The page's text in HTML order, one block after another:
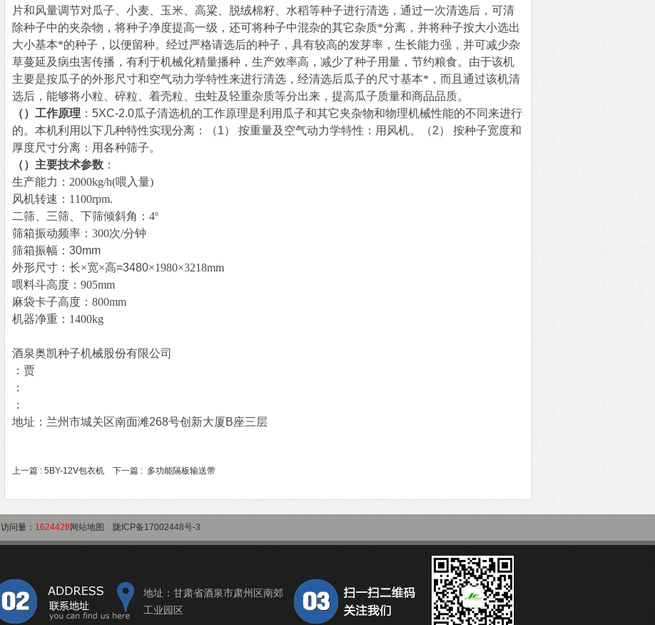
片和风量调节对瓜子、小麦、玉米、高粱、脱绒棉籽、水稻等种子进行清选，通过一次清选后，可清
除种子中的夹杂物，将种子净度提高一级，还可将种子中混杂的其它杂质*分离，并将种子按大小选出
大小基本*的种子，以便留种。经过严格请选后的种子，具有较高的发芽率，生长能力强，并可减少杂
草蔓延及病虫害传播，有利于机械化精量播种，生产效率高，减少了种子用量，节约粮食。由于该机
主要是按瓜子的外形尺寸和空气动力学特性来进行清选，经清选后瓜子的尺寸基本*，而且通过该机清
选后， 能够将小粒、碎粒、着壳粒、虫蛀及轻重杂质等分出来，提高瓜子质量和商品品质。
（） 工作原理 ： 5XC-2.0瓜子清选机的工作原理是利用瓜子和其它夹杂物和物理机械性能的不同来进行
的。本机利用以下几种特性实现分离：（1） 按重量及空气动力学特性：用风机。（2）
按种子宽度和
厚度尺寸分离：用各种筛子。
（） 主要技术参数 ：
生产能力：2000kg/h(喂入量)
风机转速：1100rpm.
二筛、三筛、下筛倾斜角：4º
筛箱振动频率：300次/分钟
筛箱振幅： 30mm
外形尺寸：长×宽×高=3480×1980×3218mm
喂料斗高度：905mm
麻袋卡子高度：800mm
机器净重：1400kg
酒泉奥凯种子机械股份有限公司
：贾
：
：
地址：兰州市城关区南面滩268号创新大厦B座三层
上一篇 : 5BY-12V包衣机 下一篇 : 多功能隔板输送带
访问量： 1624428 网站地图 陇ICP备17002448号-3
地址：甘肃省酒泉市肃州区南郊
工业园区